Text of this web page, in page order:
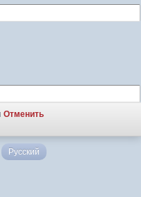
Отменить
Русский